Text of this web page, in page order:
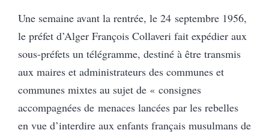
Une semaine avant la rentrée, le 24 septembre 1956,
le préfet d’Alger François Collaveri fait expédier aux
sous-préfets un télégramme, destiné à être transmis
aux maires et administrateurs des communes et
communes mixtes au sujet de « consignes
accompagnées de menaces lancées par les rebelles
en vue d’interdire aux enfants français musulmans de